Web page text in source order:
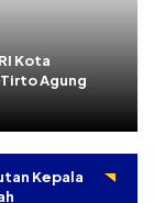
Kota
Agung
Kepala